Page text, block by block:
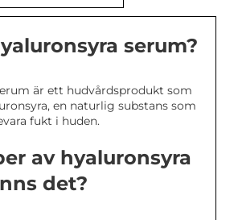
serum?
är ett hudvårdsprodukt som
en naturlig substans som
fukt i huden.
av hyaluronsyra
det?